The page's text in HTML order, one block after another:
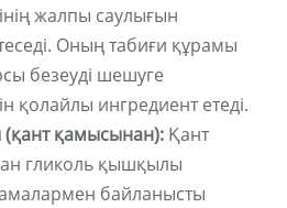
жалпы саулығын
Оның табиғи құрамы
безеуді шешуге
қолайлы ингредиент етеді.
қамысынан): Қант
гликоль қышқылы
байланысты